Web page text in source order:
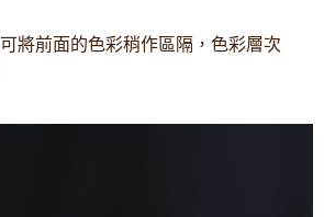
將前面的色彩稍作區隔，色彩層次